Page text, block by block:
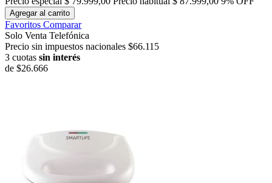
Agregar al carrito
Favoritos Comparar
Solo Venta Telefónica
Precio sin impuestos nacionales $66.115
3 cuotas sin interés
de $26.666